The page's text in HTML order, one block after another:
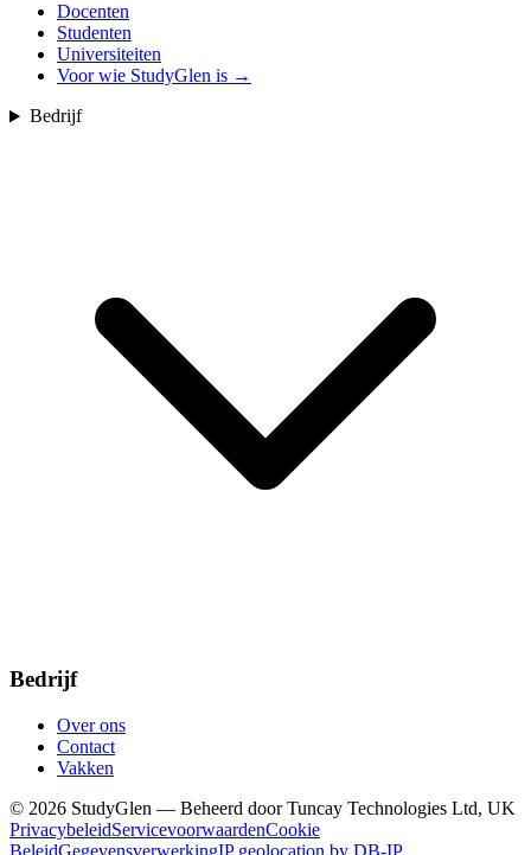
Docenten
Studenten
Universiteiten
Voor wie StudyGlen is →
Bedrijf
Bedrijf
Over ons
Contact
Vakken
© 2026 StudyGlen — Beheerd door Tuncay Technologies Ltd, UK
PrivacybeleidServicevoorwaardenCookie
BeleidGegevensverwerkingIP geolocation by DB-IP